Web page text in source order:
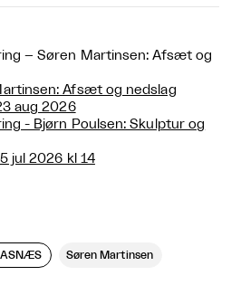
– Søren Martinsen: Afsæt og
Afsæt og nedslag
aug 2026
- Bjørn Poulsen: Skulptur og
jul 2026 kl 14
ASNÆS Søren Martinsen